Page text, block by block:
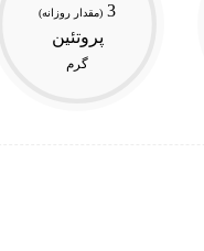
3 (مقدار روزانه)
پروتئین
گرم